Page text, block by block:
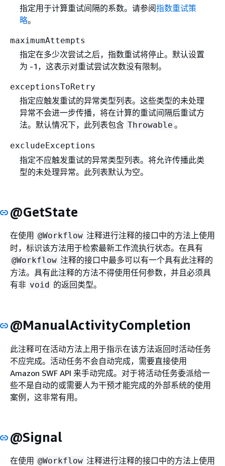
指定用于计算重试间隔的系数。请参阅指数重试策
略。
maximumAttempts
指定在多少次尝试之后，指数重试将停止。默认设置
为 -1，这表示对重试尝试次数没有限制。
exceptionsToRetry
指定应触发重试的异常类型列表。这些类型的未处理
异常不会进一步传播，将在计算的重试间隔后重试方
法。默认情况下，此列表包含 Throwable 。
excludeExceptions
指定不应触发重试的异常类型列表。将允许传播此类
型的未处理异常。此列表默认为空。
@GetState
在使用 @Workflow 注释进行注释的接口中的方法上使用
时，标识该方法用于检索最新工作流执行状态。在具有
@Workflow 注释的接口中最多可以有一个具有此注释的
方法。具有此注释的方法不得使用任何参数，并且必须具
有非 void 的返回类型。
@ManualActivityCompletion
此注释可在活动方法上用于指示在该方法返回时活动任务
不应完成。活动任务不会自动完成，需要直接使用
Amazon SWF API 来手动完成。对于将活动任务委派给一
些不是自动的或需要人为干预才能完成的外部系统的使用
案例，这非常有用。
@Signal
在使用 @Workflow 注释进行注释的接口中的方法上使用